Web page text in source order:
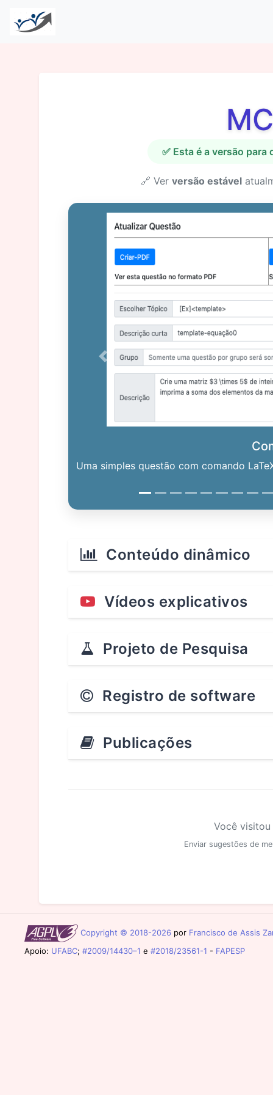
✅ Esta é a versão
🔗 Ver versão estável
Uma simples questão com comando
Previous
Conteúdo dinâmico
Vídeos explicativos
Projeto de Pesquisa
Registro de software
Publicações
Você
Enviar sugestões de
Copyright © 2018-2026 por Francisco de Assis
Apoio: UFABC; #2009/14430–1 e #2018/23561-1 - FAPESP